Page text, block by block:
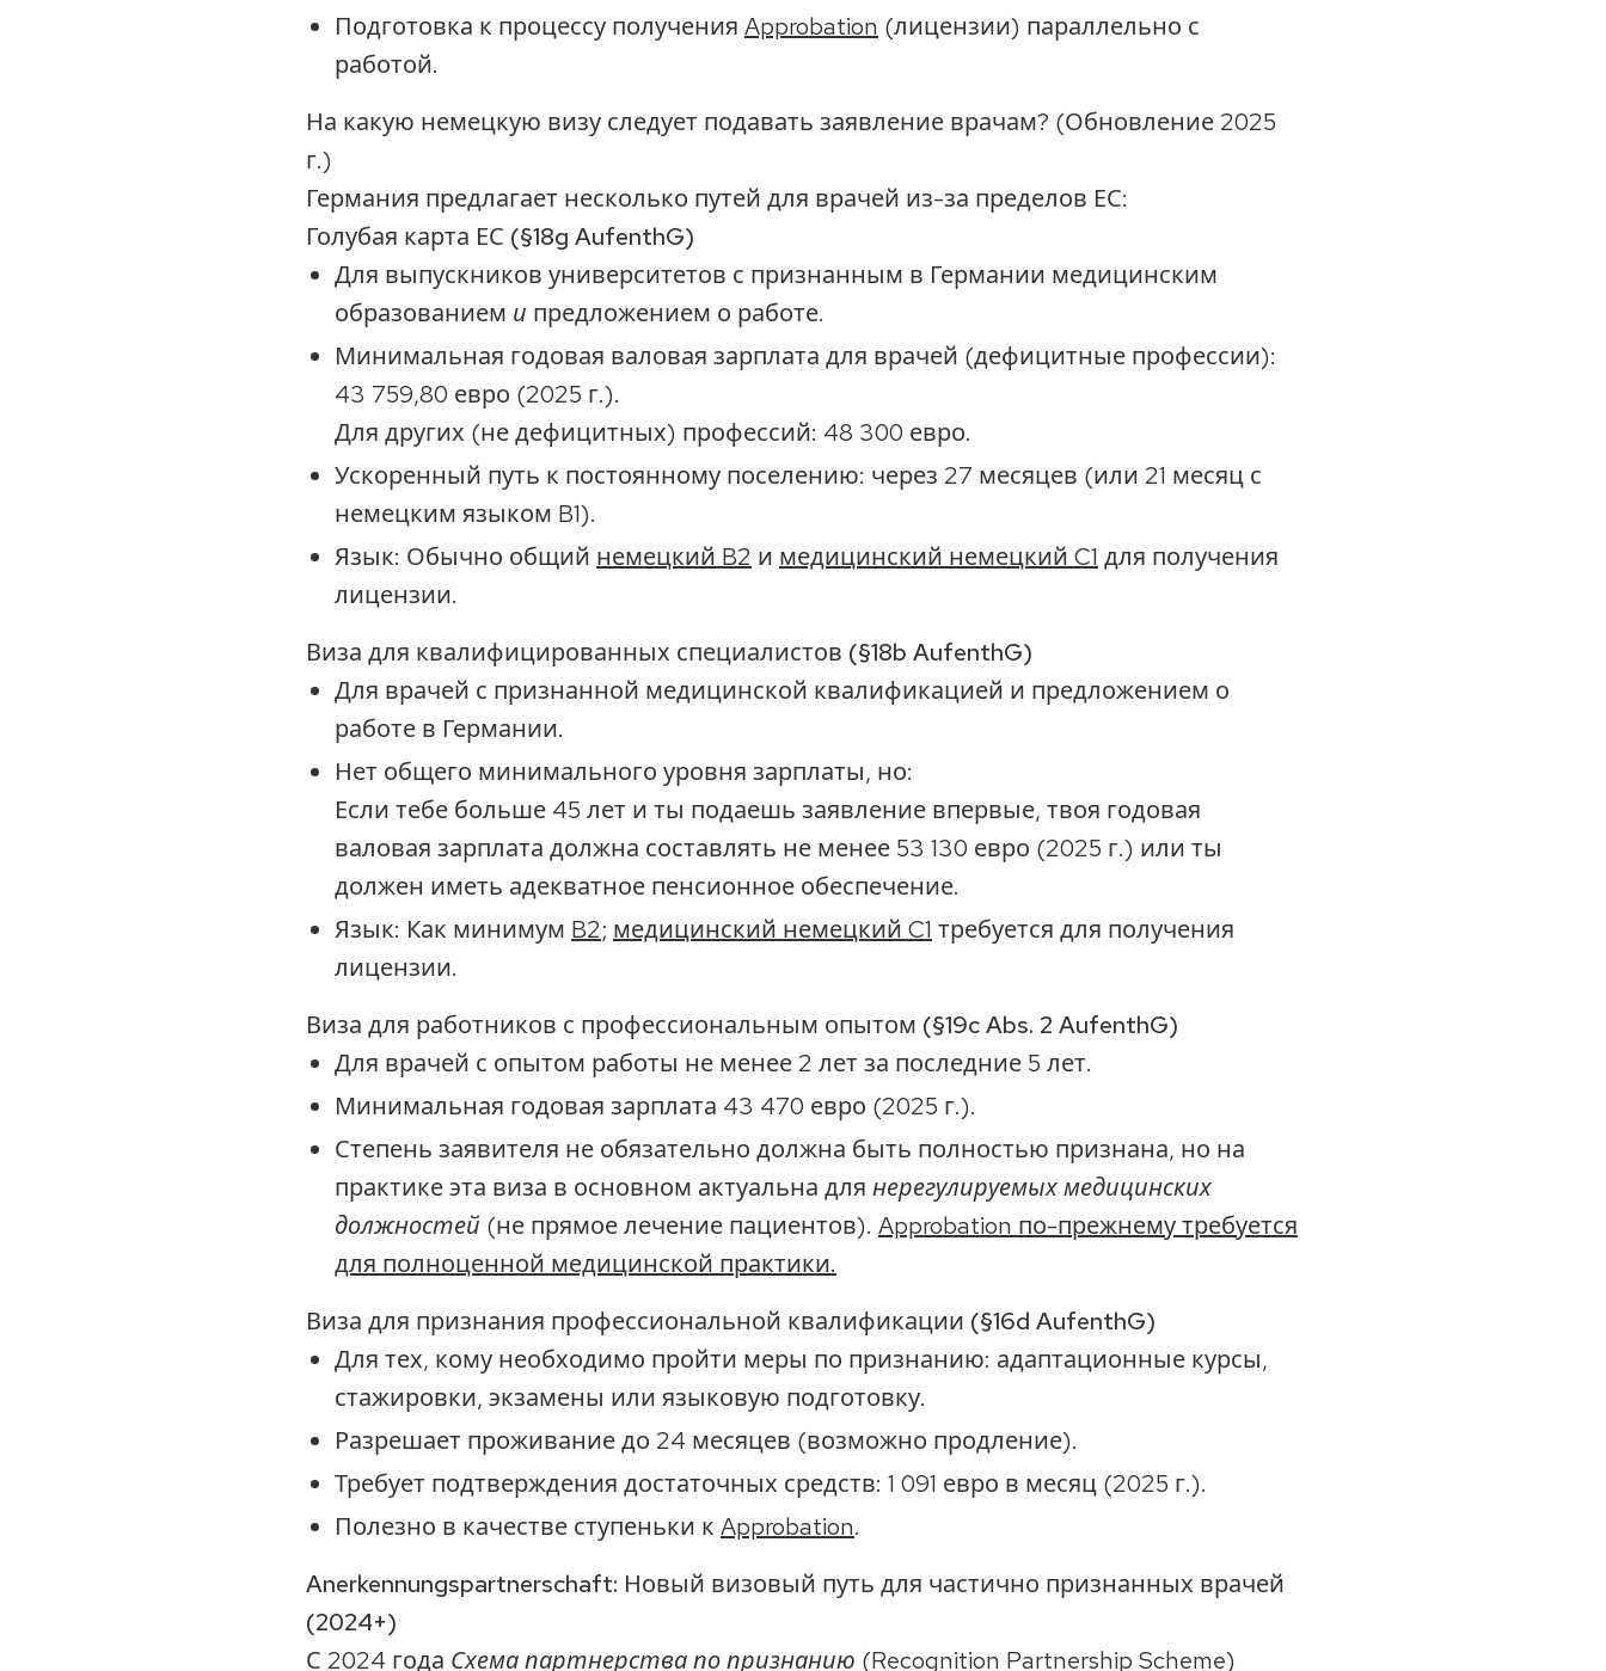
Подготовка к процессу получения Approbation (лицензии) параллельно с
работой.
На какую немецкую визу следует подавать заявление врачам? (Обновление 2025
г.)
Германия предлагает несколько путей для врачей из-за пределов ЕС:
Голубая карта ЕС (§18g AufenthG)
Для выпускников университетов с признанным в Германии медицинским
образованием и предложением о работе.
Минимальная годовая валовая зарплата для врачей (дефицитные профессии):
43 759,80 евро (2025 г.).
Для других (не дефицитных) профессий: 48 300 евро.
Ускоренный путь к постоянному поселению: через 27 месяцев (или 21 месяц с
немецким языком B1).
Язык: Обычно общий немецкий B2 и медицинский немецкий C1 для получения
лицензии.
Виза для квалифицированных специалистов (§18b AufenthG)
Для врачей с признанной медицинской квалификацией и предложением о
работе в Германии.
Нет общего минимального уровня зарплаты, но:
Если тебе больше 45 лет и ты подаешь заявление впервые, твоя годовая
валовая зарплата должна составлять не менее 53 130 евро (2025 г.) или ты
должен иметь адекватное пенсионное обеспечение.
Язык: Как минимум B2; медицинский немецкий C1 требуется для получения
лицензии.
Виза для работников с профессиональным опытом (§19c Abs. 2 AufenthG)
Для врачей с опытом работы не менее 2 лет за последние 5 лет.
Минимальная годовая зарплата 43 470 евро (2025 г.).
Степень заявителя не обязательно должна быть полностью признана, но на
практике эта виза в основном актуальна для нерегулируемых медицинских
должностей (не прямое лечение пациентов). Approbation по-прежнему требуется
для полноценной медицинской практики.
Виза для признания профессиональной квалификации (§16d AufenthG)
Для тех, кому необходимо пройти меры по признанию: адаптационные курсы,
стажировки, экзамены или языковую подготовку.
Разрешает проживание до 24 месяцев (возможно продление).
Требует подтверждения достаточных средств: 1 091 евро в месяц (2025 г.).
Полезно в качестве ступеньки к Approbation.
Anerkennungspartnerschaft: Новый визовый путь для частично признанных врачей
(2024+)
С 2024 года Схема партнерства по признанию (Recognition Partnership Scheme)